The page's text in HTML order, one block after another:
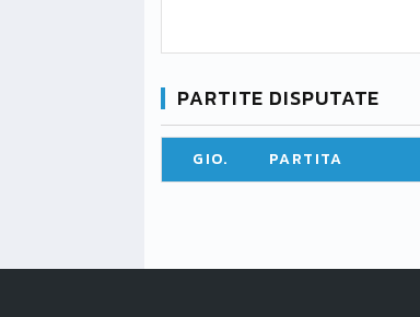
PARTITE DISPUTATE
GIO. PARTITA